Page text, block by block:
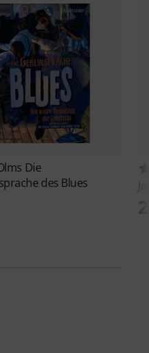
Die
des Blues